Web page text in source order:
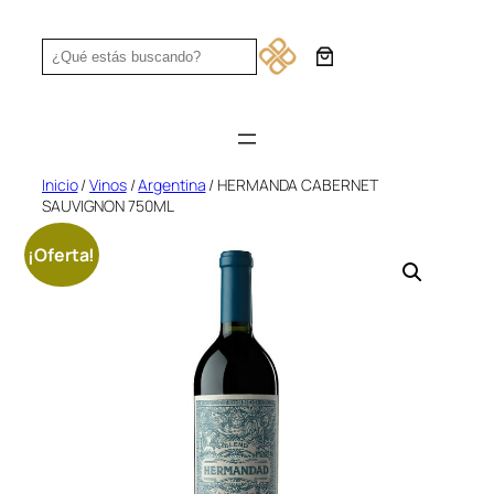
contenido
Search
Inicio/Vinos/Argentina / HERMANDA CABERNET
SAUVIGNON 750ML
¡Oferta!